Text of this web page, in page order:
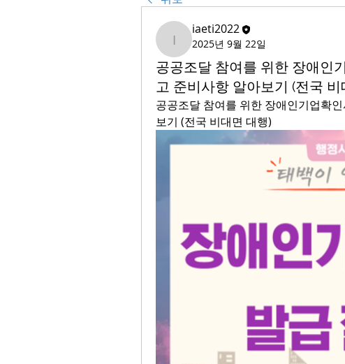
iaeti2022
iaeti2022
2025년 9월 22일
공공조달 참여를 위한 장애인
고 준비사항 알아보기 (전국 비
공공조달 참여를 위한 장애인기업확
보기 (전국 비대면 대행)